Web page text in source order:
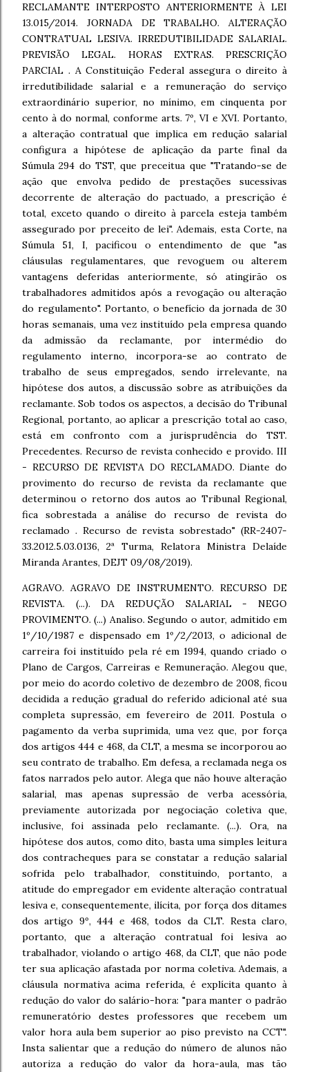
RECLAMANTE INTERPOSTO ANTERIORMENTE À LEI
13.015/2014. JORNADA DE TRABALHO. ALTERAÇÃO
CONTRATUAL LESIVA. IRREDUTIBILIDADE SALARIAL.
PREVISÃO LEGAL. HORAS EXTRAS. PRESCRIÇÃO
PARCIAL . A Constituição Federal assegura o direito à
irredutibilidade salarial e a remuneração do serviço
extraordinário superior, no mínimo, em cinquenta por
cento à do normal, conforme arts. 7º, VI e XVI. Portanto,
a alteração contratual que implica em redução salarial
configura a hipótese de aplicação da parte final da
Súmula 294 do TST, que preceitua que "Tratando-se de
ação que envolva pedido de prestações sucessivas
decorrente de alteração do pactuado, a prescrição é
total, exceto quando o direito à parcela esteja também
assegurado por preceito de lei". Ademais, esta Corte, na
Súmula 51, I, pacificou o entendimento de que "as
cláusulas regulamentares, que revoguem ou alterem
vantagens deferidas anteriormente, só atingirão os
trabalhadores admitidos após a revogação ou alteração
do regulamento". Portanto, o benefício da jornada de 30
horas semanais, uma vez instituído pela empresa quando
da admissão da reclamante, por intermédio do
regulamento interno, incorpora-se ao contrato de
trabalho de seus empregados, sendo irrelevante, na
hipótese dos autos, a discussão sobre as atribuições da
reclamante. Sob todos os aspectos, a decisão do Tribunal
Regional, portanto, ao aplicar a prescrição total ao caso,
está em confronto com a jurisprudência do TST.
Precedentes. Recurso de revista conhecido e provido. III
- RECURSO DE REVISTA DO RECLAMADO. Diante do
provimento do recurso de revista da reclamante que
determinou o retorno dos autos ao Tribunal Regional,
fica sobrestada a análise do recurso de revista do
reclamado . Recurso de revista sobrestado" (RR-2407-
33.2012.5.03.0136, 2ª Turma, Relatora Ministra Delaíde
Miranda Arantes, DEJT 09/08/2019).
AGRAVO. AGRAVO DE INSTRUMENTO. RECURSO DE
REVISTA. (...). DA REDUÇÃO SALARIAL - NEGO
PROVIMENTO. (...) Analiso. Segundo o autor, admitido em
1º/10/1987 e dispensado em 1º/2/2013, o adicional de
carreira foi instituído pela ré em 1994, quando criado o
Plano de Cargos, Carreiras e Remuneração. Alegou que,
por meio do acordo coletivo de dezembro de 2008, ficou
decidida a redução gradual do referido adicional até sua
completa supressão, em fevereiro de 2011. Postula o
pagamento da verba suprimida, uma vez que, por força
dos artigos 444 e 468, da CLT, a mesma se incorporou ao
seu contrato de trabalho. Em defesa, a reclamada nega os
fatos narrados pelo autor. Alega que não houve alteração
salarial, mas apenas supressão de verba acessória,
previamente autorizada por negociação coletiva que,
inclusive, foi assinada pelo reclamante. (...). Ora, na
hipótese dos autos, como dito, basta uma simples leitura
dos contracheques para se constatar a redução salarial
sofrida pelo trabalhador, constituindo, portanto, a
atitude do empregador em evidente alteração contratual
lesiva e, consequentemente, ilícita, por força dos ditames
dos artigo 9º, 444 e 468, todos da CLT. Resta claro,
portanto, que a alteração contratual foi lesiva ao
trabalhador, violando o artigo 468, da CLT, que não pode
ter sua aplicação afastada por norma coletiva. Ademais, a
cláusula normativa acima referida, é explícita quanto à
redução do valor do salário-hora: "para manter o padrão
remuneratório destes professores que recebem um
valor hora aula bem superior ao piso previsto na CCT".
Insta salientar que a redução do número de alunos não
autoriza a redução do valor da hora-aula, mas tão